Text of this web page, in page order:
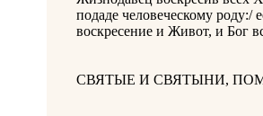
подаде человеческому роду:/
воскресение и Живот, и Бог
СВЯТЫЕ И СВЯТЫНИ,